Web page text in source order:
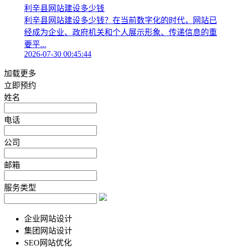
利辛县网站建设多少钱
利辛县网站建设多少钱？在当前数字化的时代，网站已
经成为企业、政府机关和个人展示形象、传递信息的重
要平...
2026-07-30 00:45:44
加载更多
立即预约
姓名
电话
公司
邮箱
服务类型
企业网站设计
集团网站设计
SEO网站优化